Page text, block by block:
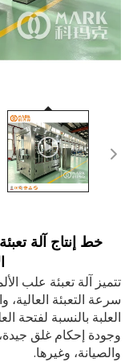
إنتاج آلة تعبئة
آلة تعبئة علب
العالية،
بالنسبة لفتحة العلبة
إحكام غلق جيدة،
وغيرها.